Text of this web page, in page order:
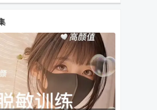
心app官方版
Webdav安卓
Edge Canary
手机浏览器
Dr.Fone数据
恢复手机版
播
漫蛙3manwa3
无名TV电视永